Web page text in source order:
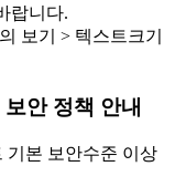
랍니다.
보기 > 텍스트크기
안 정책 안내
기본 보안수준 이상